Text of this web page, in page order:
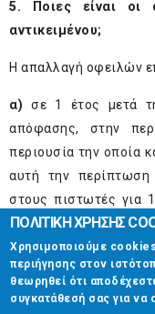
5. Ποιες είναι οι
αντικειμένου;
Η απαλλαγή οφειλών
α) σε 1 έτος μετά
απόφασης, στην
περιουσία την οποία
αυτή την περίπτωση
στους πιστωτές για
που υπερβαίνει
διαβίωσης.
ή
ΠΟΛΙΤΙΚΗ ΧΡΗΣΗΣ
Χρησιμοποιούμε
περιήγησης στον
θεωρηθεί ότι
συγκατάθεσή σας για